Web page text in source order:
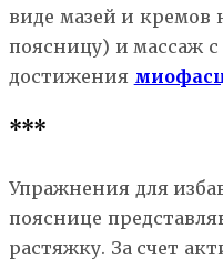
виде мазей и кремов
поясницу) и массаж
достижения
***
Упражнения для
пояснице
растяжку. За счет